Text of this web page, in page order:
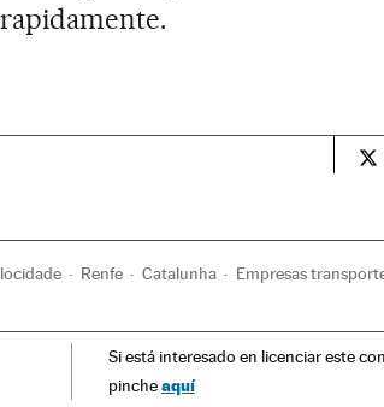
Renfe Catalunha Empresas
Si está interesado en licenciar este
pincheaquí